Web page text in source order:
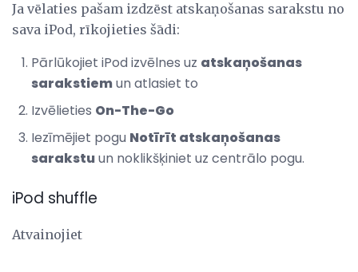
Ja vēlaties pašam izdzēst atskaņošanas sarakstu no
sava iPod, rīkojieties šādi:
Pārlūkojiet iPod izvēlnes uz atskaņošanas
sarakstiemun atlasiet to
Izvēlieties On-The-Go
Iezīmējiet pogu Notīrīt atskaņošanas
sarakstuun noklikšķiniet uz centrālo pogu.
iPod shuffle
Atvainojiet